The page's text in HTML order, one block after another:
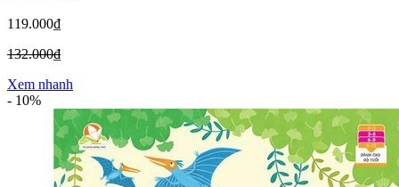
119.000₫
132.000₫
Xem nhanh
- 10%